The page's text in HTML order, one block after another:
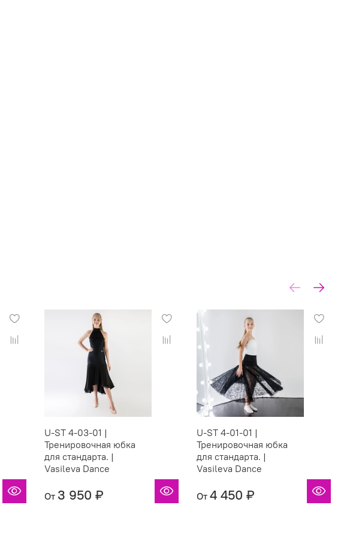
U-ST 4-03-01 |
Тренировочная юбка
для стандарта. |
Vasileva Dance
От 3 950 ₽
U-ST 4-01-01 |
Тренировочная юбка
для стандарта. |
Vasileva Dance
От 4 450 ₽